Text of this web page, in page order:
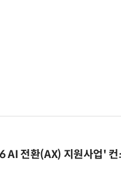
AI 전환(AX) 지원사업' 컨